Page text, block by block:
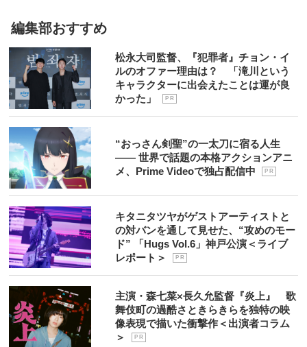
編集部おすすめ
松永大司監督、『犯罪者』チョン・イ
ルのオファー理由は？ 「滝川という
キャラクターに出会えたことは運が良
かった」
P R
“おっさん剣聖”の一太刀に宿る人生
―― 世界で話題の本格アクションアニ
メ、Prime Videoで独占配信中
P R
キタニタツヤがゲストアーティストと
の対バンを通して見せた、“攻めのモー
ド” 「Hugs Vol.6」神戸公演＜ライブ
レポート＞
P R
主演・森七菜×長久允監督『炎上』 歌
舞伎町の過酷さときらきらを独特の映
像表現で描いた衝撃作＜出演者コラム
＞
P R